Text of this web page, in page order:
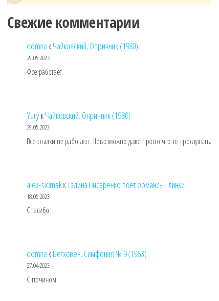
Свежие комментарии
domna кЧайковский. Опричник (1980)
29.05.2023
Фсе работает.
YuryкЧайковский. Опричник (1980)
29.05.2023
Все ссылки не работают. Невозможно даже просто что-то прослушать.
alex-sidmakкГалина Писаренко поет романсы Глинки
18.05.2023
Спасибо!
domna кБетховен. Симфония № 9 (1963)
27.04.2023
С почином!